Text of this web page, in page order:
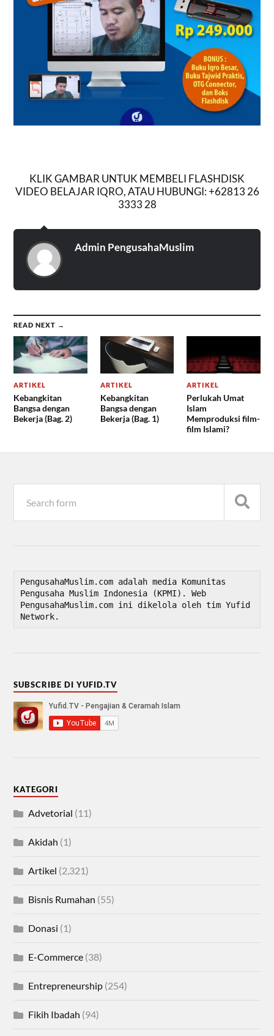
KLIK GAMBAR UNTUK MEMBELI FLASHDISK
VIDEO BELAJAR IQRO, ATAU HUBUNGI: +62813 26
3333 28
Admin PengusahaMuslim
READ NEXT →
ARTIKEL
Kebangkitan
Bangsa dengan
Bekerja (Bag. 2)
ARTIKEL
Kebangkitan
Bangsa dengan
Bekerja (Bag. 1)
ARTIKEL
Perlukah Umat
Islam
Memproduksi film-
film Islami?
PengusahaMuslim.com adalah media Komunitas
Pengusaha Muslim Indonesia (KPMI). Web
PengusahaMuslim.com ini dikelola oleh tim Yufid
Network.
SUBSCRIBE DI YUFID.TV
KATEGORI
Advetorial (11)
Akidah (1)
Artikel (2,321)
Bisnis Rumahan (55)
Donasi (1)
E-Commerce (38)
Entrepreneurship (254)
Fikih Ibadah (94)